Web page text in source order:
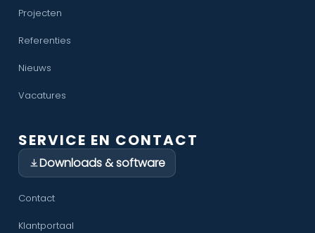
Projecten
Referenties
Nieuws
Vacatures
SERVICE EN CONTACT
Downloads & software
Contact
Klantportaal